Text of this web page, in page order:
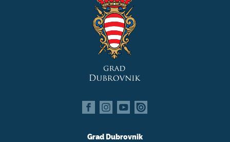
Grad Dubrovnik